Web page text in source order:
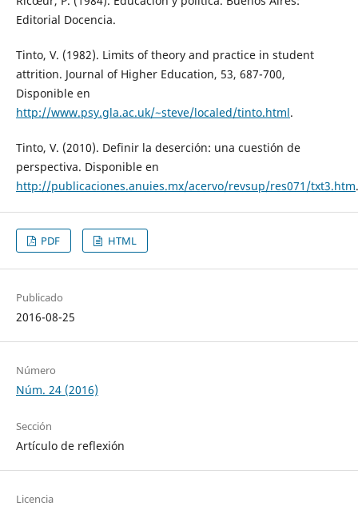
Editorial Docencia.
Tinto, V. (1982). Limits of theory and practice in student
attrition. Journal of Higher Education, 53, 687-700,
Disponible en
http://www.psy.gla.ac.uk/~steve/localed/tinto.html.
Tinto, V. (2010). Definir la deserción: una cuestión de
perspectiva. Disponible en
http://publicaciones.anuies.mx/acervo/revsup/res071/txt3.htm.
PDF HTML
Publicado
2016-08-25
Número
Núm. 24 (2016)
Sección
Artículo de reflexión
Licencia